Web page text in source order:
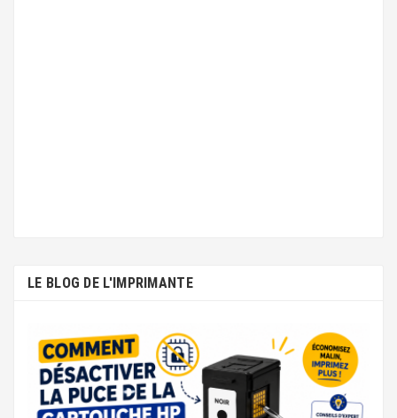
LE BLOG DE L'IMPRIMANTE